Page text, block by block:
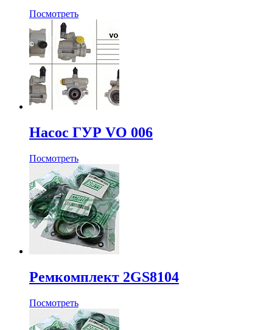
Посмотреть
Насос ГУР VO 006
Посмотреть
Ремкомплект 2GS8104
Посмотреть